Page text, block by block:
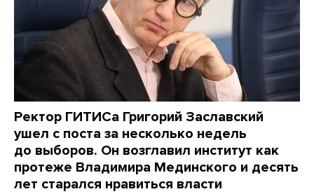
Ректор ГИТИСа Григорий Заславский
ушел с поста за несколько недель
до выборов. Он возглавил институт как
протеже Владимира Мединского и десять
лет старался нравиться власти